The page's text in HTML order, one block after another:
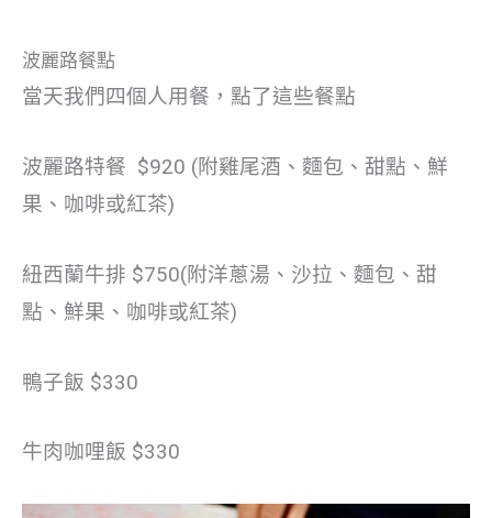
波麗路餐點
當天我們四個人用餐，點了這些餐點
波麗路特餐 $920 (附雞尾酒、麵包、甜點、鮮
果、咖啡或紅茶)
紐西蘭牛排 $750(附洋蔥湯、沙拉、麵包、甜
點、鮮果、咖啡或紅茶)
鴨子飯 $330
牛肉咖哩飯 $330